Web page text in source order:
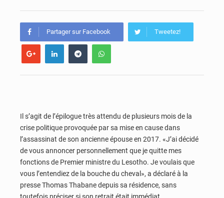
Partager sur Facebook Tweetez!
Il s’agit de l’épilogue très attendu de plusieurs mois de la
crise politique provoquée par sa mise en cause dans
l’assassinat de son ancienne épouse en 2017. «J’ai décidé
de vous annoncer personnellement que je quitte mes
fonctions de Premier ministre du Lesotho. Je voulais que
vous l’entendiez de la bouche du cheval», a déclaré à la
presse Thomas Thabane depuis sa résidence, sans